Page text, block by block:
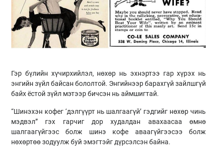
Гэр бүлийн хүчирхийлэл, нөхөр нь эхнэртээ гар хүрэх нь
энгийн зүйл байсан бололтой. Энгийнээр барахгүй зайлшгүй
байх ёстой зүйл мэтээр бичсэн нь аймшигтай.
“Шинэхэн кофег ‘дэлгүүрт нь шалгаагүй’ гэдгийг нөхөр чинь
мэдвэл” гэх гарчиг дор худалдан авахаасаа өмнө
шалгаагүйгээс болж шинэ кофе аваагүйгээсээ болж
нөхөртөө зодуулж буй эмэгтэйг дүрсэлсэн байна.